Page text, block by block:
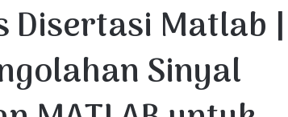
Disertasi Matlab |
Sinyal